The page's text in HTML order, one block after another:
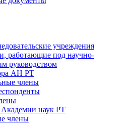
учреждения
работающие под научно-
руководством
АН РТ
члены
наук РТ
члены